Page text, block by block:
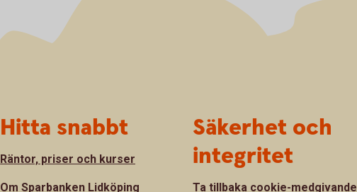
Hitta snabbt
Räntor, priser och kurser
Om Sparbanken Lidköping
Säkerhet och
integritet
Ta tillbaka cookie-medgivande